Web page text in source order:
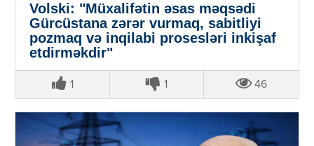
Volski: "Müxalifətin əsas məqsədi
Gürcüstana zərər vurmaq, sabitliyi
pozmaq və inqilabi prosesləri inkişaf
etdirməkdir"
1 1 46